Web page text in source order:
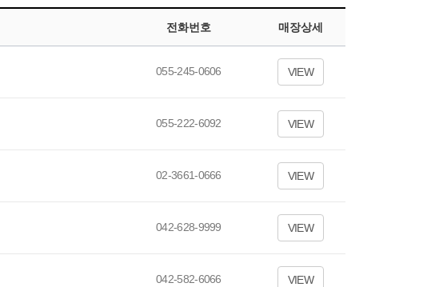
전화번호 매장상세
055-245-0606 VIEW
055-222-6092 VIEW
02-3661-0666 VIEW
042-628-9999 VIEW
042-582-6066 VIEW